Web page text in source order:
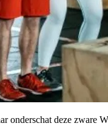
onderschat deze zware